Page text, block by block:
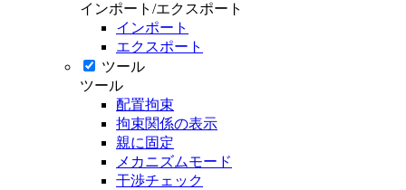
インポート/エクスポート
インポート
エクスポート
ツール
ツール
配置拘束
拘束関係の表示
親に固定
メカニズムモード
干渉チェック